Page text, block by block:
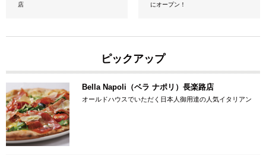
店
にオープン！
ピックアップ
Bella Napoli（ベラ ナポリ）長楽路店
オールドハウスでいただく日本人御用達の人気イタリアン